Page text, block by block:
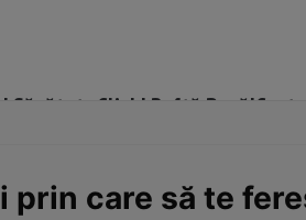
Sănătate Click! Poftă Bună!
care să te